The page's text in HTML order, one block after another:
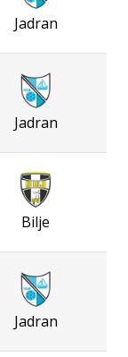
Jadran
Jadran
Bilje
Jadran